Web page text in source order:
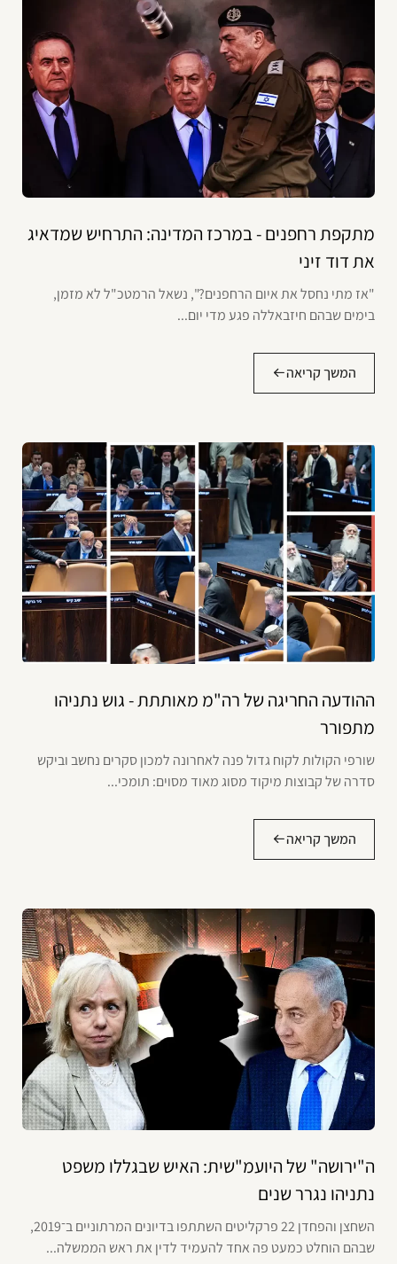
מתקפת רחפנים - במרכז המדינה: התרחיש שמדאיג
את דוד זיני
"אז מתי נחסל את איום הרחפנים?", נשאל הרמטכ"ל לא מזמן,
בימים שבהם חיזבאללה פגע מדי יום...
המשך קריאה
ההודעה החריגה של רה"מ מאותתת - גוש נתניהו
מתפורר
שורפי הקולות לקוח גדול פנה לאחרונה למכון סקרים נחשב וביקש
סדרה של קבוצות מיקוד מסוג מאוד מסוים: תומכי...
המשך קריאה
ה"ירושה" של היועמ"שית: האיש שבגללו משפט
נתניהו נגרר שנים
השחצן והפחדן 22 פרקליטים השתתפו בדיונים המרתוניים ב־2019,
שבהם הוחלט כמעט פה אחד להעמיד לדין את ראש הממשלה...